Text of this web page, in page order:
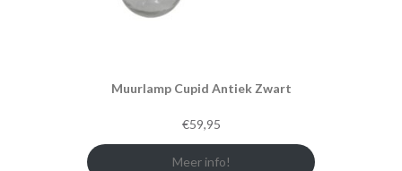
Muurlamp Cupid Antiek Zwart
€59,95
Meer info!